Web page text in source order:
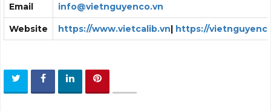
Email info@vietnguyenco.vn
Website https://www.vietcalib.vn| https://